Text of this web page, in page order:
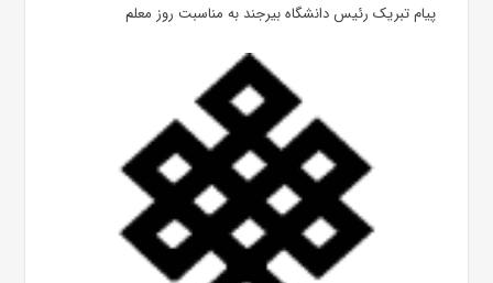
پیام تبریک رئیس دانشگاه بیرجند به مناسبت روز معلم